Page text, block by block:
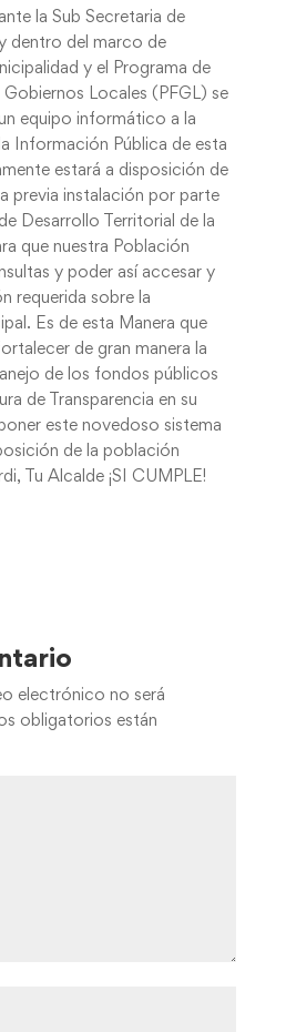
la Sub Secretaria de
dentro del marco de
y el Programa de
Locales (PFGL) se
equipo informático a la
Información Pública de esta
estará a disposición de
previa instalación por parte
Desarrollo Territorial de la
que nuestra Población
y poder así accesar y
requerida sobre la
Es de esta Manera que
de gran manera la
de los fondos públicos
de Transparencia en su
este novedoso sistema
de la población
Tu Alcalde ¡SI CUMPLE!
electrónico no será
obligatorios están